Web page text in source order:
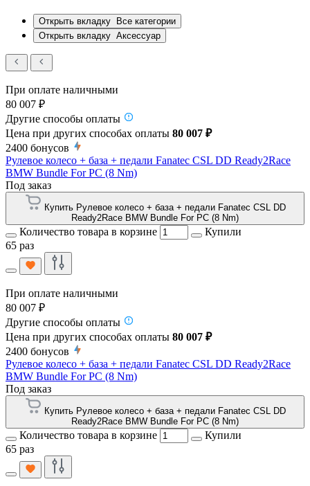
Открыть вкладку
Все категории
Открыть вкладку Аксессуар
При оплате наличными
80 007 ₽
Другие способы оплаты
Цена при других способах оплаты 80 007 ₽
2400 бонусов
Рулевое колесо + база + педали Fanatec CSL DD Ready2Race
BMW Bundle For PC (8 Nm)
Под заказ
Купить Рулевое колесо + база + педали Fanatec CSL DD
Ready2Race BMW Bundle For PC (8 Nm)
Количество товара в корзине
Купили
65 раз
При оплате наличными
80 007 ₽
Другие способы оплаты
Цена при других способах оплаты 80 007 ₽
2400 бонусов
Рулевое колесо + база + педали Fanatec CSL DD Ready2Race
BMW Bundle For PC (8 Nm)
Под заказ
Купить Рулевое колесо + база + педали Fanatec CSL DD
Ready2Race BMW Bundle For PC (8 Nm)
Количество товара в корзине
Купили
65 раз